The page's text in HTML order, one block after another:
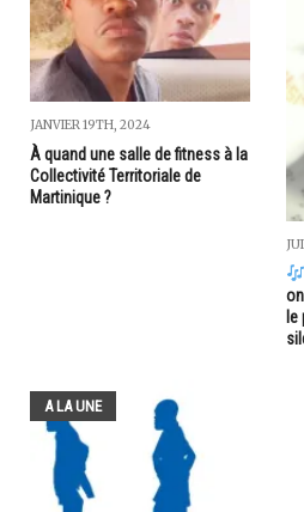
JANVIER 19TH, 2024
À quand une salle de fitness à la
Collectivité Territoriale de
Martinique ?
A LA UNE